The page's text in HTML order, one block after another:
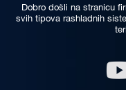
Dobro došli na stranicu
svih tipova rashladnih